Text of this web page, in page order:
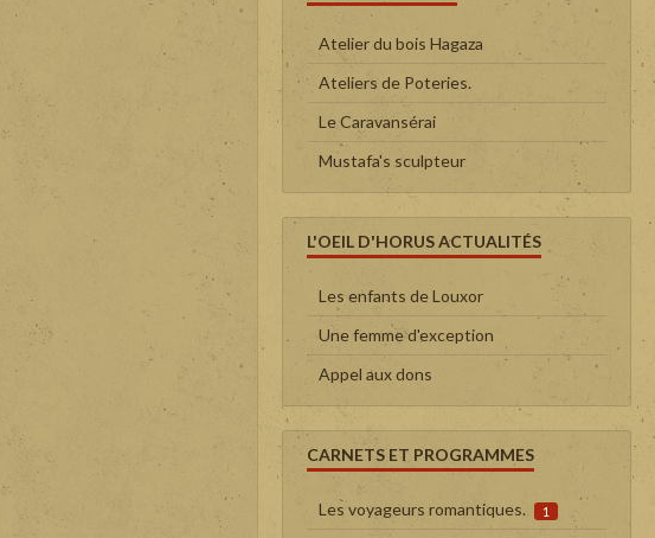
Atelier du bois Hagaza
Ateliers de Poteries.
Le Caravansérai
Mustafa's sculpteur
L'OEIL D'HORUS ACTUALITÉS
Les enfants de Louxor
Une femme d'exception
Appel aux dons
CARNETS ET PROGRAMMES
Les voyageurs romantiques. 1